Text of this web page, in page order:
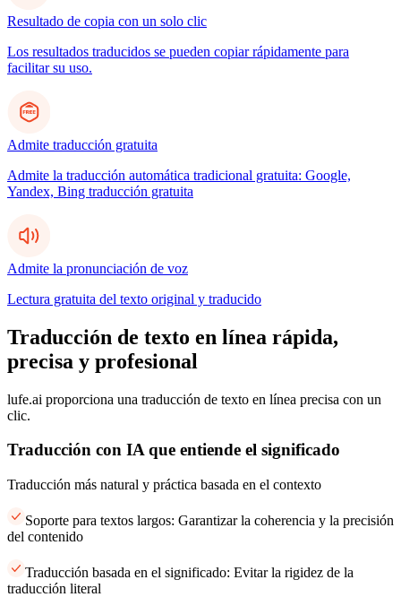
Resultado de copia con un solo clic
Los resultados traducidos se pueden copiar rápidamente para
facilitar su uso.
Admite traducción gratuita
Admite la traducción automática tradicional gratuita: Google,
Yandex, Bing traducción gratuita
Admite la pronunciación de voz
Lectura gratuita del texto original y traducido
Traducción de texto en línea rápida,
precisa y profesional
lufe.ai proporciona una traducción de texto en línea precisa con un
clic.
Traducción con IA que entiende el significado
Traducción más natural y práctica basada en el contexto
Soporte para textos largos: Garantizar la coherencia y la precisión
del contenido
Traducción basada en el significado: Evitar la rigidez de la
traducción literal